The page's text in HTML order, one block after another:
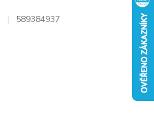
589384937